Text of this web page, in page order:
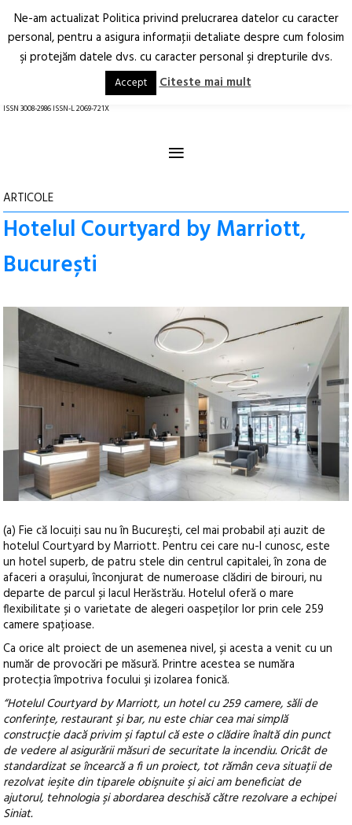
Arhitectură.
Oraș.
RO EN
ISSN 3008-2986 ISSN-L 2069-721X
≡
ARTICOLE
Hotelul Courtyard by Marriott,
București
(a) Fie că locuiţi sau nu în Bucureşti, cel mai probabil aţi auzit de
hotelul Courtyard by Marriott. Pentru cei care nu-l cunosc, este
un hotel superb, de patru stele din centrul capitalei, în zona de
afaceri a orașului, înconjurat de numeroase clădiri de birouri, nu
departe de parcul și lacul Herăstrău. Hotelul oferă o mare
flexibilitate și o varietate de alegeri oaspeților lor prin cele 259
camere spațioase.
Ca orice alt proiect de un asemenea nivel, și acesta a venit cu un
număr de provocări pe măsură. Printre acestea se număra
protecţia împotriva focului şi izolarea fonică.
“Hotelul Courtyard by Marriott, un hotel cu 259 camere, săli de
conferinţe, restaurant şi bar, nu este chiar cea mai simplă
construcție dacă privim şi faptul că este o clădire înaltă din punct
de vedere al asigurării măsuri de securitate la incendiu. Oricât de
standardizat se încearcă a fi un proiect, tot rămân ceva situaţii de
rezolvat ieşite din tiparele obişnuite şi aici am beneficiat de
ajutorul, tehnologia şi abordarea deschisă către rezolvare a echipei
Siniat.
Ne-am actualizat Politica privind prelucrarea datelor cu caracter
personal, pentru a asigura informaţii detaliate despre cum folosim
şi protejăm datele dvs. cu caracter personal şi drepturile dvs.
Accept Citeste mai mult